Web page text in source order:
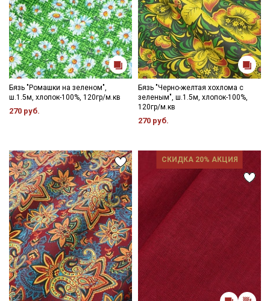
Бязь "Ромашки на зеленом",
ш.1.5м, хлопок-100%, 120гр/м.кв
270 руб.
Бязь "Черно-желтая хохлома с
зеленым", ш.1.5м, хлопок-100%,
120гр/м.кв
270 руб.
СКИДКА 20% АКЦИЯ